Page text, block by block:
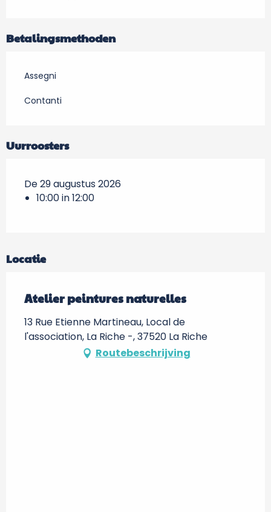
Betalingsmethoden
Assegni
Contanti
Uurroosters
De 29 augustus 2026
10:00 in 12:00
Locatie
Atelier peintures naturelles
13 Rue Etienne Martineau, Local de
l'association, La Riche -, 37520 La Riche
Routebeschrijving